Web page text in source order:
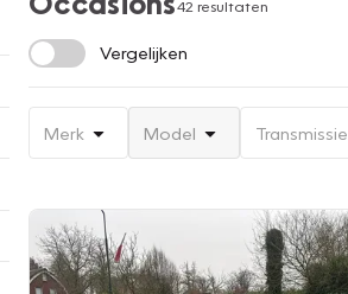
42 resultaten
Vergelijken
Merk Model Transmissie